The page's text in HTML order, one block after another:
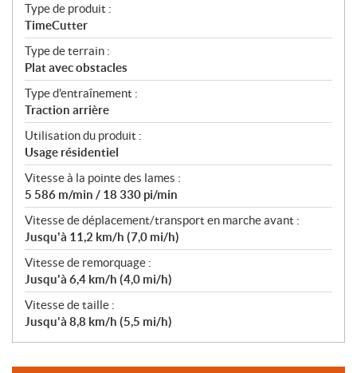
Type de produit :
TimeCutter
Type de terrain :
Plat avec obstacles
Type d'entraînement :
Traction arrière
Utilisation du produit :
Usage résidentiel
Vitesse à la pointe des lames :
5 586 m/min / 18 330 pi/min
Vitesse de déplacement/transport en marche avant :
Jusqu'à 11,2 km/h (7,0 mi/h)
Vitesse de remorquage :
Jusqu'à 6,4 km/h (4,0 mi/h)
Vitesse de taille :
Jusqu'à 8,8 km/h (5,5 mi/h)